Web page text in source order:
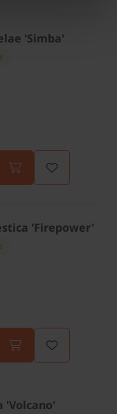
'Simba'
'Firepower'
'Volcano'